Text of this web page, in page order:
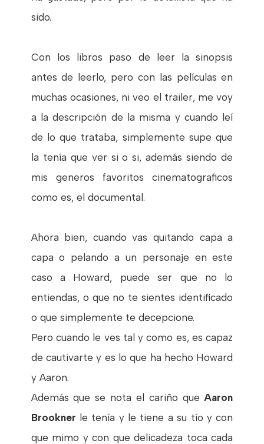
sido.
Con los libros paso de leer la sinopsis
antes de leerlo, pero con las películas en
muchas ocasiones, ni veo el trailer, me voy
a la descripción de la misma y cuando leí
de lo que trataba, simplemente supe que
la tenía que ver si o si, además siendo de
mis generos favoritos cinematograficos
como es, el documental.
Ahora bien, cuando vas quitando capa a
capa o pelando a un personaje en este
caso a Howard, puede ser que no lo
entiendas, o que no te sientes identificado
o que simplemente te decepcione.
Pero cuando le ves tal y como es, es capaz
de cautivarte y es lo que ha hecho Howard
y Aaron.
Además que se nota el cariño que Aaron
Brookner le tenía y le tiene a su tío y con
que mimo y con que delicadeza toca cada